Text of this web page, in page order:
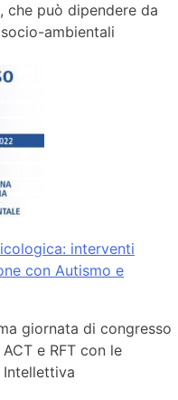
che può dipendere da
ambientali
interventi
con Autismo e
giornata di congresso
e RFT con le